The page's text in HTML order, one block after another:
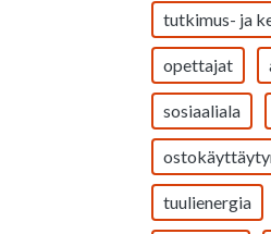
tutkimus- ja
opettajat
sosiaaliala
tuulienergia